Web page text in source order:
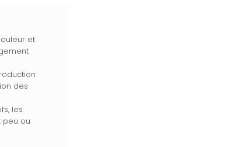
et
des
les
peu ou